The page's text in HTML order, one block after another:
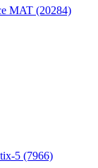
MAT (20284)
5 (7966)